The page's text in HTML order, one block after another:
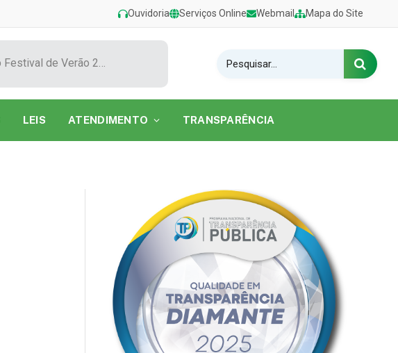
Ouvidoria Serviços Online Webmail Mapa do Site
Show de Tarcísio do Acordeon encerra o Festival de Verão 2026 na Praia do Caripi
LEIS ATENDIMENTO TRANSPARÊNCIA